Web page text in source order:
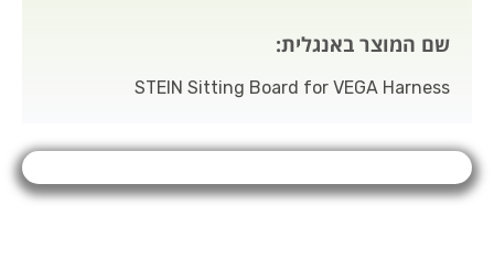
שם המוצר באנגלית:
STEIN Sitting Board for VEGA Harness